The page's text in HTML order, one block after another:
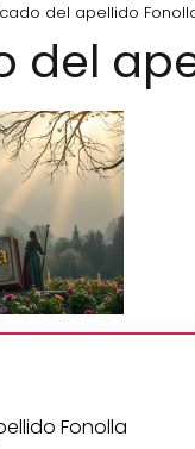
del apellido
del
Fonolla